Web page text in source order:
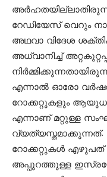
റേഡിയേസ് വെറും
അഥവാ വിദേശ
അധ്വാനിച്ച്
എന്നാല്‍ ഓരോ
റോക്കറ്റുകളും ആയുധ
എന്നാണ് മറ്റുള്ള
വ്യത്യസ്തമാക്കുന്നത്.
റോക്കറ്റുകള്‍ എഴുപത്
അപ്പുറത്തുള്ള